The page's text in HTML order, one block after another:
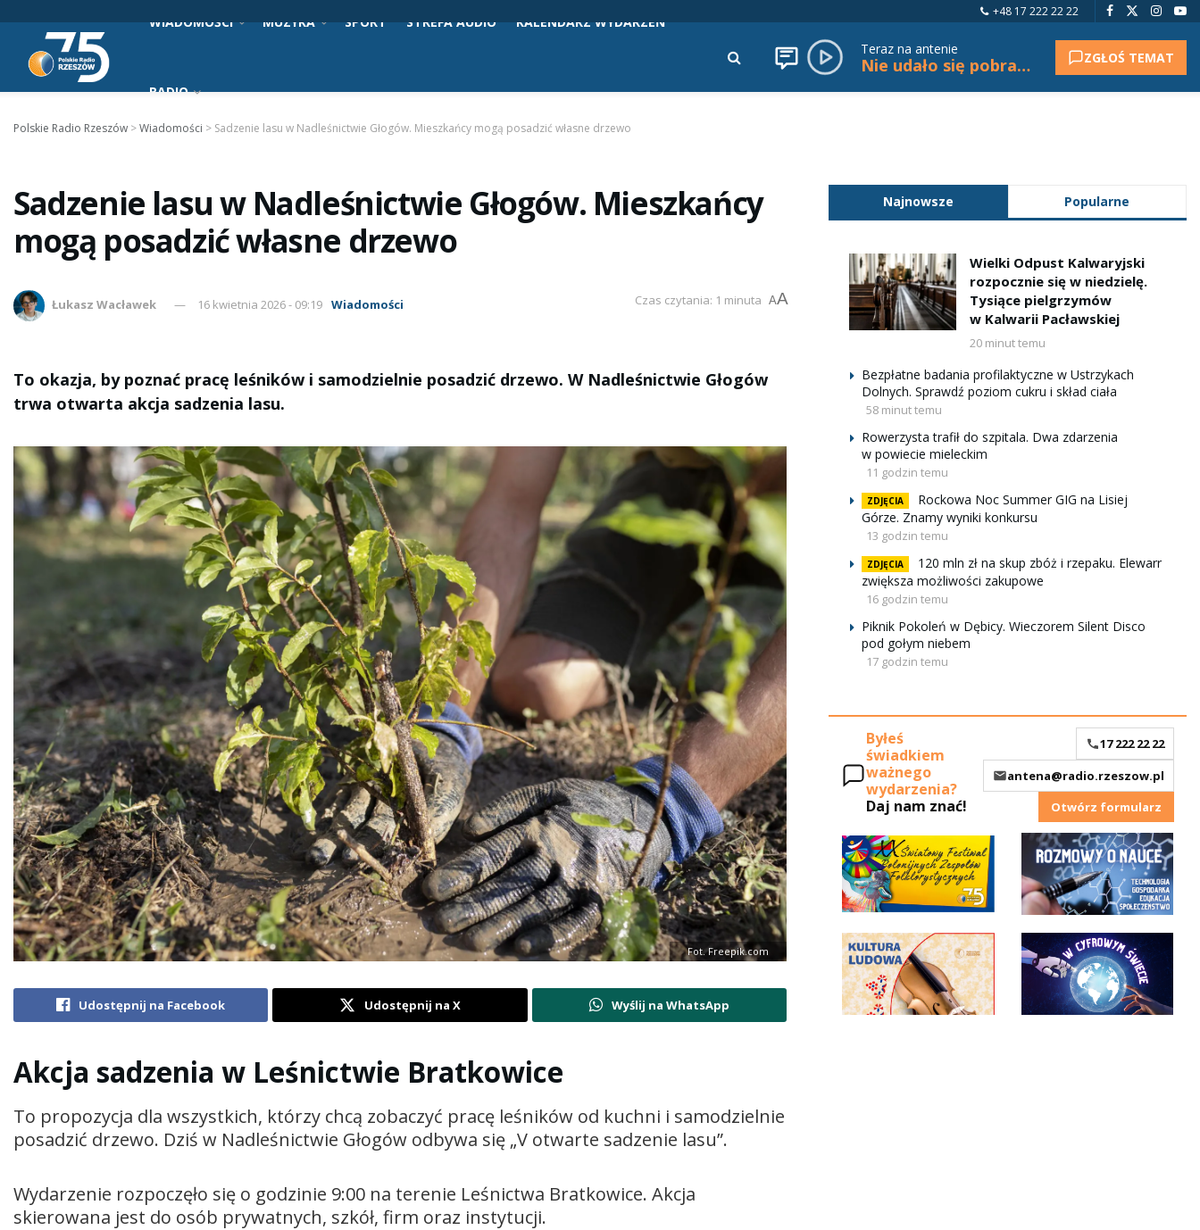
+48 17 222 22 22
WIADOMOŚCI MUZYKA SPORT STREFA AUDIO KALENDARZ WYDARZEŃ
RADIO
Teraz na antenie
Nie udało się pobrać tytułu. ZGŁOŚ TEMAT
Polskie Radio Rzeszów >Wiadomości > Sadzenie lasu w Nadleśnictwie Głogów. Mieszkańcy mogą posadzić własne drzewo
Sadzenie lasu w Nadleśnictwie Głogów. Mieszkańcy
mogą posadzić własne drzewo
Łukasz Wacławek 16 kwietnia 2026 - 09:19 Wiadomości Czas czytania: 1 minuta AA
To okazja, by poznać pracę leśników i samodzielnie posadzić drzewo. W Nadleśnictwie Głogów
trwa otwarta akcja sadzenia lasu.
Fot. Freepik.com
Udostępnij na Facebook Udostępnij na X Wyślij na WhatsApp
Akcja sadzenia w Leśnictwie Bratkowice
To propozycja dla wszystkich, którzy chcą zobaczyć pracę leśników od kuchni i samodzielnie
posadzić drzewo. Dziś w Nadleśnictwie Głogów odbywa się „V otwarte sadzenie lasu”.
Wydarzenie rozpoczęło się o godzinie 9:00 na terenie Leśnictwa Bratkowice. Akcja
skierowana jest do osób prywatnych, szkół, firm oraz instytucji.
Najnowsze Popularne
Wielki Odpust Kalwaryjski
rozpocznie się w niedzielę.
Tysiące pielgrzymów
w Kalwarii Pacławskiej
20 minut temu
Bezpłatne badania profilaktyczne w Ustrzykach
Dolnych. Sprawdź poziom cukru i skład ciała
58 minut temu
Rowerzysta trafił do szpitala. Dwa zdarzenia
w powiecie mieleckim
11 godzin temu
ZDJĘCIA
Rockowa Noc Summer GIG na Lisiej
Górze. Znamy wyniki konkursu
13 godzin temu
ZDJĘCIA
120 mln zł na skup zbóż i rzepaku. Elewarr
zwiększa możliwości zakupowe
16 godzin temu
Piknik Pokoleń w Dębicy. Wieczorem Silent Disco
pod gołym niebem
17 godzin temu
Byłeś
świadkiem
ważnego
wydarzenia?
Daj nam znać!
17 222 22 22
antena@radio.rzeszow.pl
Otwórz formularz